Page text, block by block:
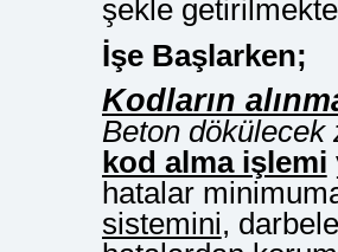
şekle
İşe Başlarken;
Kodların
Beton dökülecek
kod alma işlemi
hatalar
sistemini,